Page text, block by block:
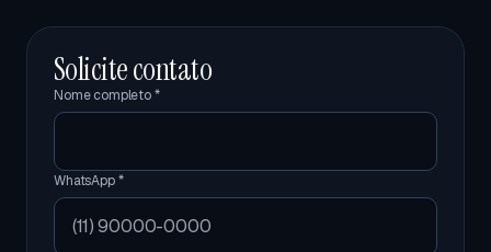
Solicite contato
Nome completo *
WhatsApp *